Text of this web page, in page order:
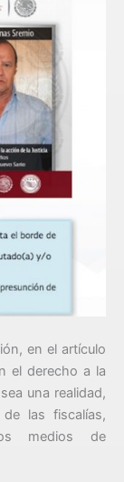
en el artículo
el derecho a la
una realidad,
las fiscalías,
medios de